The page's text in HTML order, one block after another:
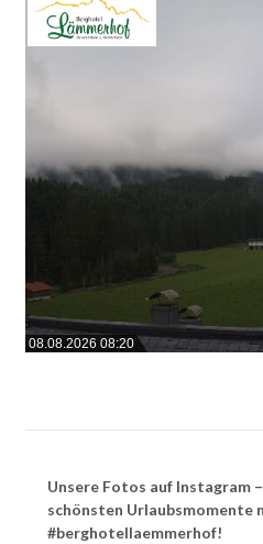
08.08.2026 08:20
Unsere Fotos auf Instagram
schönsten Urlaubsmomente
#berghotellaemmerhof!